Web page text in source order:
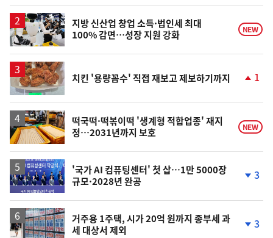
일
지방 신산업 창업 소득·법인세 최대
100% 감면…성장 지원 강화
NEW
치킨 '용량꼼수' 직접 재보고 제보하기까지
상
승
1
떡국떡·떡볶이떡 '생계형 적합업종' 재지
정…2031년까지 보호
NEW
'국가 AI 컴퓨팅센터' 첫 삽…1만 5000장
규모·2028년 완공
하
3
거주용 1주택, 시가 20억 원까지 종부세 과
세 대상서 제외
3